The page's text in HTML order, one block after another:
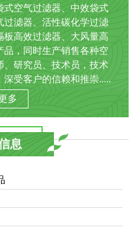
式空气过滤器、中效袋式
过滤器、活性碳化学过滤
高效过滤器、大风量高
，同时生产销售各种空
、研究员、技术员，技术
受客户的信赖和推崇.....
多
息